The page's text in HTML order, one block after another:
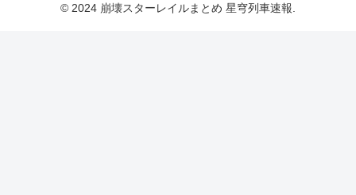
© 2024 崩壊スターレイルまとめ 星穹列車速報.